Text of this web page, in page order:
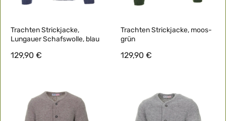
Trachten Strickjacke,
Lungauer Schafswolle, blau
129,90 €
Trachten Strickjacke, moos-
grün
129,90 €